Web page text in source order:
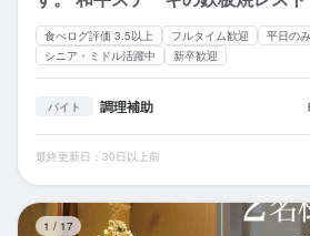
食べログ評価 3.5以上 フルタイム歓迎
平日の
シニア・ミドル活躍中
新卒歓迎
バイト 調理補助
最終更新日：30日以上前
1 / 17